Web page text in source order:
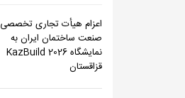
اعزام هیأت تجاری تخصصی
صنعت ساختمان ایران به
نمایشگاه KazBuild 2026
قزاقستان